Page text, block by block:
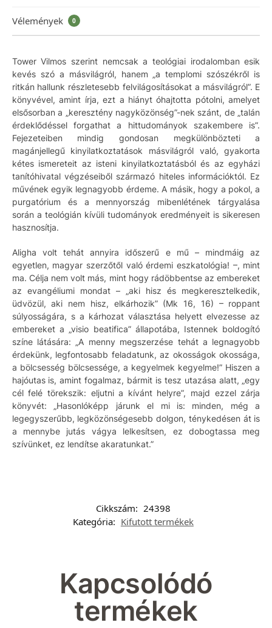
Vélemények 0
Tower Vilmos szerint nemcsak a teológiai irodalomban esik
kevés szó a másvilágról, hanem „a templomi szószékről is
ritkán hallunk részletesebb felvilágosításokat a másvilágról”. E
könyvével, amint írja, ezt a hiányt óhajtotta pótolni, amelyet
elsősorban a „keresztény nagyközönség”-nek szánt, de „talán
érdeklődéssel forgathat a hittudományok szakembere is”.
Fejezeteiben mindig gondosan megkülönbözteti a
magánjellegű kinyilatkoztatások másvilágról való, gyakorta
kétes ismereteit az isteni kinyilatkoztatásból és az egyházi
tanítóhivatal végzéseiből származó hiteles információktól. Ez
művének egyik legnagyobb érdeme. A másik, hogy a pokol, a
purgatórium és a mennyország mibenlétének tárgyalása
során a teológián kívüli tudományok eredményeit is sikeresen
hasznosítja.
Aligha volt tehát annyira időszerű e mű – mindmáig az
egyetlen, magyar szerzőtől való érdemi eszkatológia! –, mint
ma. Célja nem volt más, mint hogy rádöbbentse az embereket
az evangéliumi mondat – „aki hisz és megkeresztelkedik,
üdvözül, aki nem hisz, elkárhozik” (Mk 16, 16) – roppant
súlyosságára, s a kárhozat választása helyett elvezesse az
embereket a „visio beatifica” állapotába, Istennek boldogító
színe látására: „A menny megszerzése tehát a legnagyobb
érdekünk, legfontosabb feladatunk, az okosságok okossága,
a bölcsesség bölcsessége, a kegyelmek kegyelme!” Hiszen a
hajóutas is, amint fogalmaz, bármit is tesz utazása alatt, „egy
cél felé törekszik: eljutni a kívánt helyre”, majd ezzel zárja
könyvét: „Hasonlóképp járunk el mi is: minden, még a
legegyszerűbb, legközönségesebb dolgon, ténykedésen át is
a mennybe jutás vágya lelkesítsen, ez dobogtassa meg
szívünket, ez lendítse akaratunkat.”
Cikkszám: 24398
Kategória: Kifutott termékek
Kapcsolódó
termékek